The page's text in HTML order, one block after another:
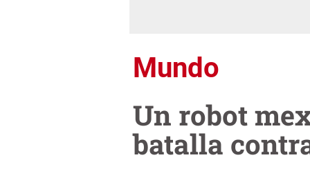
Mundo
Un robot
batalla